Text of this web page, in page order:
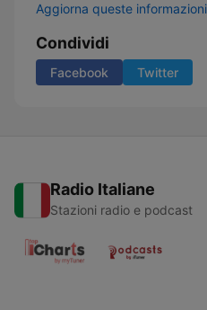
Aggiorna queste
Condividi
Facebook Twitter
Radio Italiane
Stazioni radio e podcast